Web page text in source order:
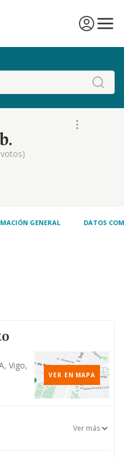
GENERAL DATOS
Vigo,
VER EN MAPA
Ver más